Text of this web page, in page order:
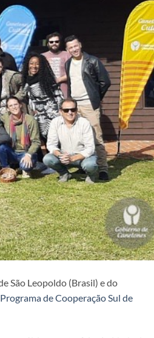
São Leopoldo (Brasil) e do
Programa de Cooperação Sul de